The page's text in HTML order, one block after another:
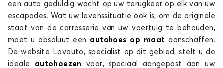
Autohoes voor POLESTAR POLESTAR 4
een auto geduldig wacht op uw terugkeer op elk van uw
escapades. Wat uw levenssituatie ook is, om de originele
staat van de carrosserie van uw voertuig te behouden,
moet u absoluut een autohoes op maataanschaffen.
De website Lovauto, specialist op dit gebied, stelt u de
ideale autohoezen
voor, speciaal aangepast aan uw